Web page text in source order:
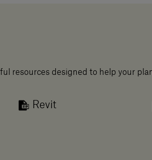
resources designed to help your
Revit